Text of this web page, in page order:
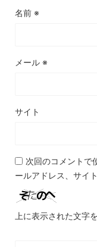
名前 ※
メール ※
サイト
次回のコメントで
ールアドレス、サイ
上に表示された文字